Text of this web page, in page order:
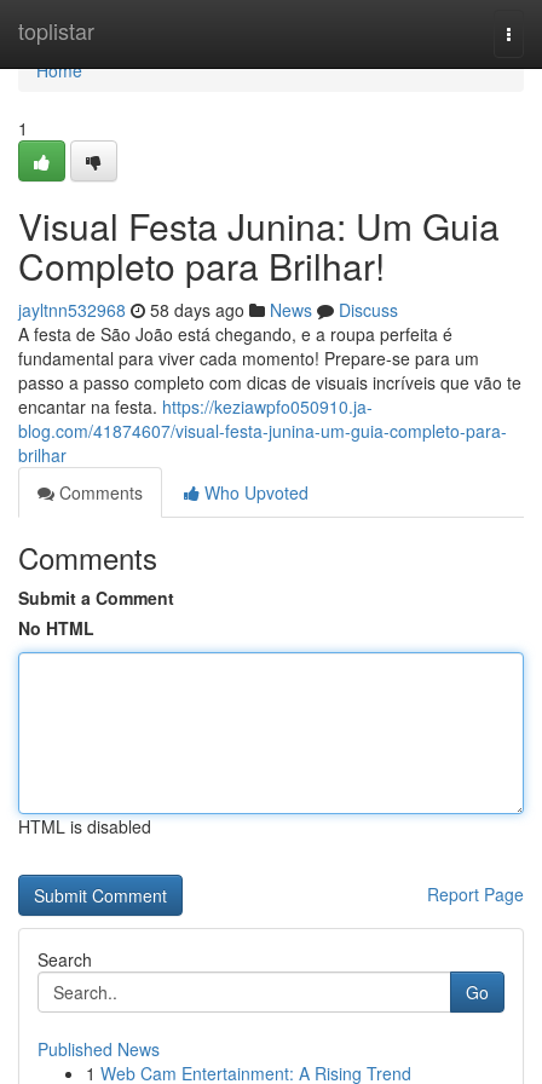
toplistar
Home
Home
1
Visual Festa Junina: Um Guia
Completo para Brilhar!
jayltnn532968 58 days ago News
Discuss
A festa de São João está chegando, e a roupa perfeita é
fundamental para viver cada momento! Prepare-se para um
passo a passo completo com dicas de visuais incríveis que vão te
encantar na festa. https://keziawpfo050910.ja-
blog.com/41874607/visual-festa-junina-um-guia-completo-para-
brilhar
Comments
Who Upvoted
Comments
Submit a Comment
No HTML
HTML is disabled
Report Page
Search
Go
Published News
1 Web Cam Entertainment: A Rising Trend